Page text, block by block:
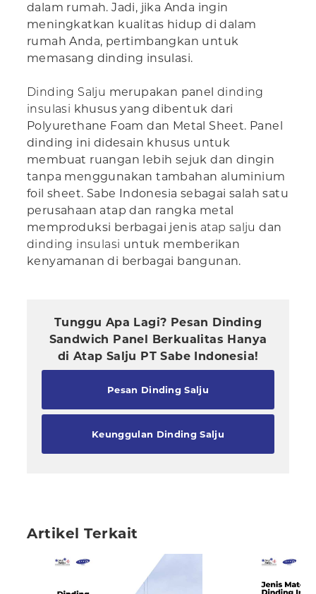
dalam rumah. Jadi, jika Anda ingin
meningkatkan kualitas hidup di dalam
rumah Anda, pertimbangkan untuk
memasang dinding insulasi.
Dinding Salju merupakan paneldinding
insulasi khusus yang dibentuk dari
Polyurethane Foam dan Metal Sheet. Panel
dinding ini didesain khusus untuk
membuat ruangan lebih sejuk dan dingin
tanpa menggunakan tambahan aluminium
foil sheet. Sabe Indonesia sebagai salah satu
perusahaan atap dan rangka metal
memproduksi berbagai jenis atap salju dan
dinding insulasi untuk memberikan
kenyamanan di berbagai bangunan.
Tunggu Apa Lagi? Pesan Dinding
Sandwich Panel Berkualitas Hanya
di Atap Salju PT Sabe Indonesia!
Pesan Dinding Salju
Keunggulan Dinding Salju
Artikel Terkait